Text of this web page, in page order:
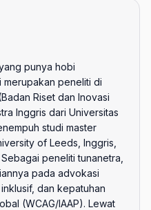
punya hobi
peneliti di
Riset dan Inovasi
Inggris dari Universitas
studi master
of Leeds, Inggris,
peneliti tunanetra,
pada advokasi
dan kepatuhan
(WCAG/IAAP). Lewat